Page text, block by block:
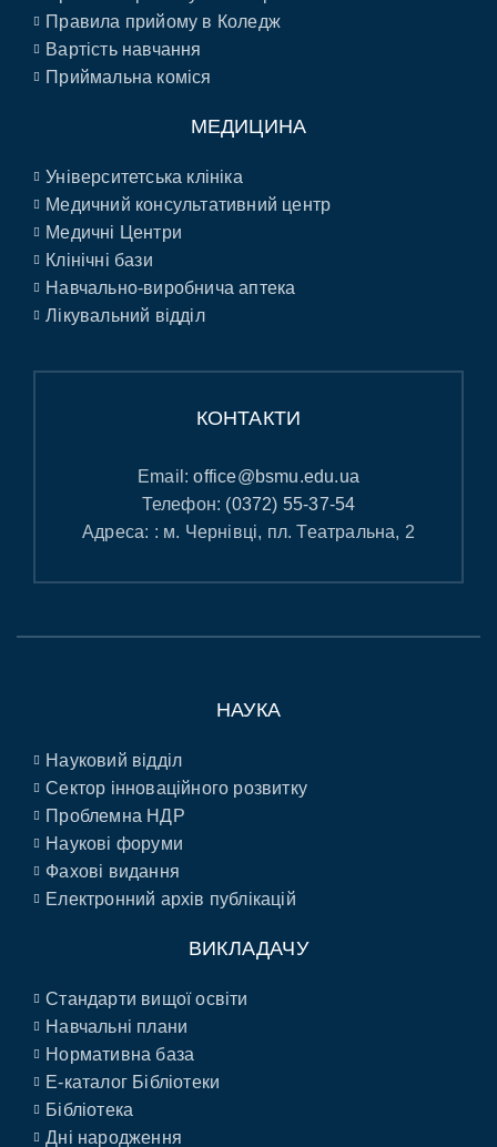
Правила прийому в Коледж
Вартість навчання
Приймальна коміся
МЕДИЦИНА
Університетська клініка
Медичний консультативний центр
Медичні Центри
Клінічні бази
Навчально-виробнича аптека
Лікувальний відділ
КОНТАКТИ
Email:office@bsmu.edu.ua
Телефон: (0372) 55-37-54
Адреса: : м. Чернівці, пл. Театральна, 2
НАУКА
Науковий відділ
Сектор інноваційного розвитку
Проблемна НДР
Наукові форуми
Фахові видання
Електронний архів публікацій
ВИКЛАДАЧУ
Стандарти вищої освіти
Навчальні плани
Нормативна база
E-каталог Бібліотеки
Бібліотека
Дні народження